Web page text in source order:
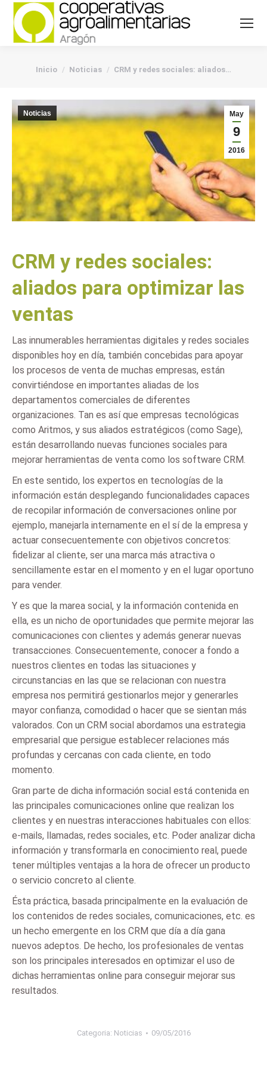
You are here:
Inicio Noticias CRM y redes sociales: aliados…
May
9
2016
Noticias
CRM y redes sociales:
aliados para optimizar las
ventas
Las innumerables herramientas digitales y redes sociales
disponibles hoy en día, también concebidas para apoyar
los procesos de venta de muchas empresas, están
convirtiéndose en importantes aliadas de los
departamentos comerciales de diferentes
organizaciones. Tan es así que empresas tecnológicas
como Aritmos, y sus aliados estratégicos (como Sage),
están desarrollando nuevas funciones sociales para
mejorar herramientas de venta como los software CRM.
En este sentido, los expertos en tecnologías de la
información están desplegando funcionalidades capaces
de recopilar información de conversaciones online por
ejemplo, manejarla internamente en el sí de la empresa y
actuar consecuentemente con objetivos concretos:
fidelizar al cliente, ser una marca más atractiva o
sencillamente estar en el momento y en el lugar oportuno
para vender.
Y es que la marea social, y la información contenida en
ella, es un nicho de oportunidades que permite mejorar las
comunicaciones con clientes y además generar nuevas
transacciones. Consecuentemente, conocer a fondo a
nuestros clientes en todas las situaciones y
circunstancias en las que se relacionan con nuestra
empresa nos permitirá gestionarlos mejor y generarles
mayor confianza, comodidad o hacer que se sientan más
valorados. Con un CRM social abordamos una estrategia
empresarial que persigue establecer relaciones más
profundas y cercanas con cada cliente, en todo
momento.
Gran parte de dicha información social está contenida en
las principales comunicaciones online que realizan los
clientes y en nuestras interacciones habituales con ellos:
e-mails, llamadas, redes sociales, etc. Poder analizar dicha
información y transformarla en conocimiento real, puede
tener múltiples ventajas a la hora de ofrecer un producto
o servicio concreto al cliente.
Ésta práctica, basada principalmente en la evaluación de
los contenidos de redes sociales, comunicaciones, etc. es
un hecho emergente en los CRM que día a día gana
nuevos adeptos. De hecho, los profesionales de ventas
son los principales interesados en optimizar el uso de
dichas herramientas online para conseguir mejorar sus
resultados.
Categoria: Noticias 09/05/2016